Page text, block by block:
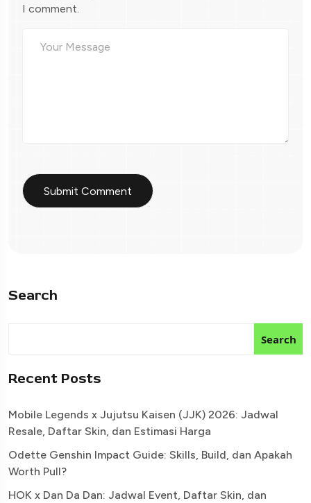
I comment.
Search
Search
Recent Posts
Mobile Legends x Jujutsu Kaisen (JJK) 2026: Jadwal
Resale, Daftar Skin, dan Estimasi Harga
Odette Genshin Impact Guide: Skills, Build, dan Apakah
Worth Pull?
HOK x Dan Da Dan: Jadwal Event, Daftar Skin, dan